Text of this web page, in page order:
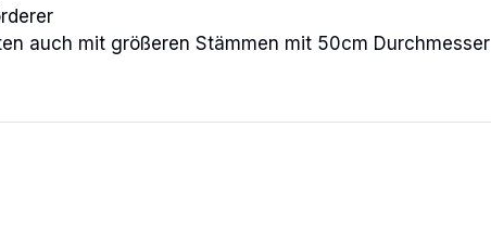
auch mit größeren Stämmen mit 50cm Durchmesser